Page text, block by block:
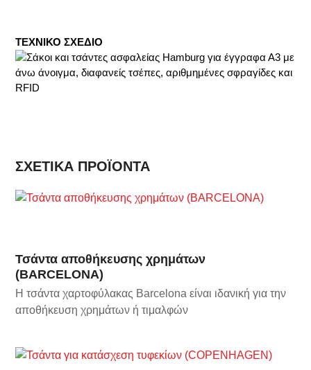
ΤΕΧΝΙΚΟ ΣΧΕΔΙΟ
ΣΧΕΤΙΚΆ ΠΡΟΪΌΝΤΑ
Τσάντα αποθήκευσης χρημάτων
(BARCELONA)
Η τσάντα χαρτοφύλακας Barcelona είναι ιδανική για την
αποθήκευση χρημάτων ή τιμαλφών